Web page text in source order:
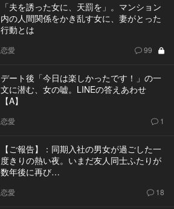
「夫を誘った女に、天罰を」。マンション
内の人間関係をかき乱す女に、妻がとった
行動とは
恋愛 99
デート後「今日は楽しかったです！」の一
文に潜む、女の嘘。LINEの答えあわせ
【A】
恋愛 1
【ご報告】：同期入社の男女が過ごした一
度きりの熱い夜。いまだ友人同士ふたりが
数年後に再び…
恋愛 18